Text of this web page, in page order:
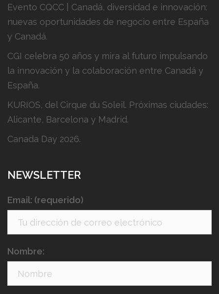
Evento CQCC | Canadá, diversidad e innovación:
nuevas oportunidades de negocio entre España
y Canadá.
CGI celebra 50 años y mira al futuro impulsando
la innovación y la colaboración entre Canadá y
España.
KURIOS, del Cirque du Soleil. Próximas ciudades:
Alicante, Barcelona y Madrid.
Canada Day 2026.
NEWSLETTER
Email: (requerido)
Nombre: